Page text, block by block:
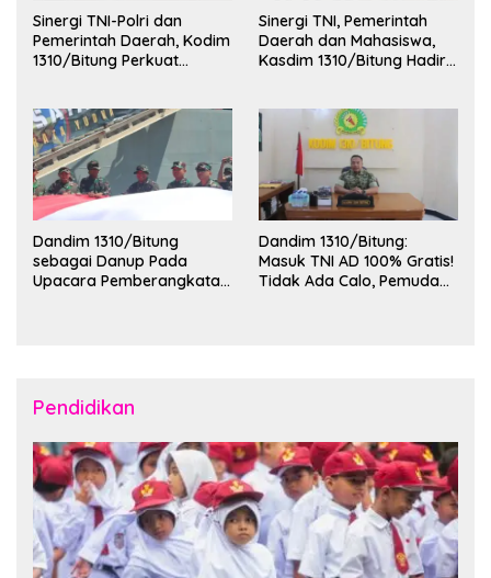
Sinergi TNI-Polri dan
Pemerintah Daerah, Kodim
1310/Bitung Perkuat
Sinergi TNI, Pemerintah
Daerah dan Mahasiswa,
Kasdim 1310/Bitung Hadiri
Kota Bitung
Dandim 1310/Bitung
sebagai Danup Pada
Upacara Pemberangkatan
Dandim 1310/Bitung:
Masuk TNI AD 100% Gratis!
Tidak Ada Calo, Pemuda
Pendidikan